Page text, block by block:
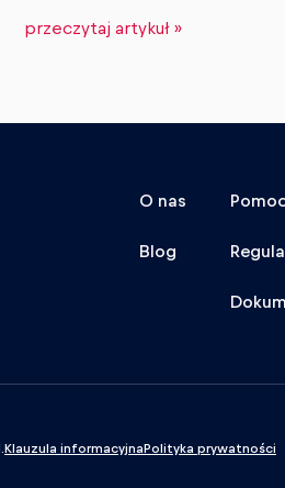
przeczytaj artykuł »
O nas
Blog
Klauzula informacyjna Polityka prywatności